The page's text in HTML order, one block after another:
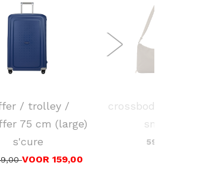
/ trolley /
75 cm (large)
s'cure
VOOR 159,00
crossbodytas
small
59,90